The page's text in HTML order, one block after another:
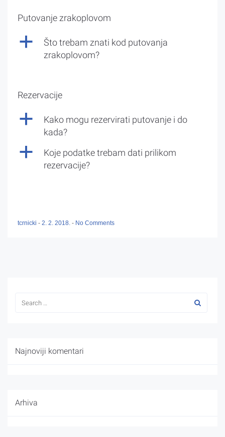
Putovanje zrakoplovom
a
Što trebam znati kod putovanja
zrakoplovom?
Rezervacije
a
Kako mogu rezervirati putovanje i do
kada?
a
Koje podatke trebam dati prilikom
rezervacije?
tcrnicki - 2. 2. 2018. - No Comments
Najnoviji komentari
Arhiva